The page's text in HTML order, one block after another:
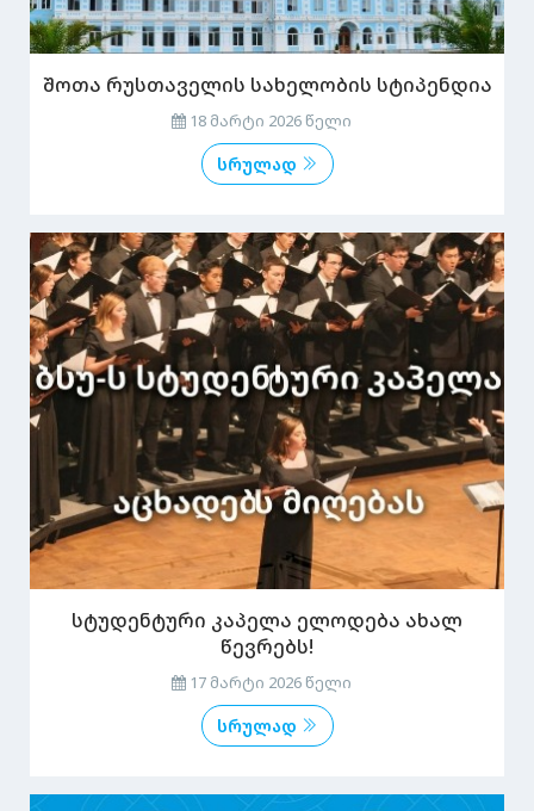
შოთა რუსთაველის სახელობის სტიპენდია
18 მარტი 2026 წელი
სრულად
სტუდენტური კაპელა ელოდება ახალ
წევრებს!
17 მარტი 2026 წელი
სრულად